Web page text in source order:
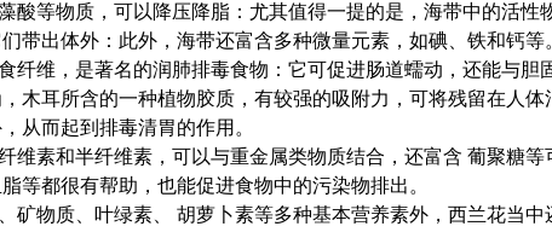
酸等物质，可以降压降脂：尤其值得一提的是，海带中的活性
带出体外：此外，海带还富含多种微量元素，如碘、铁和钙等
纤维，是著名的润肺排毒食物：它可促进肠道蠕动，还能与胆
木耳所含的一种植物胶质，有较强的吸附力，可将残留在人体
从而起到排毒清胃的作用。
维素和半纤维素，可以与重金属类物质结合，还富含 葡聚糖等
等都很有帮助，也能促进食物中的污染物排出。
矿物质、叶绿素、 胡萝卜素等多种基本营养素外，西兰花当中